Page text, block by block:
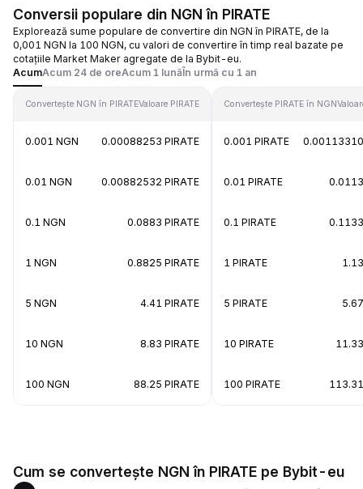
Conversii populare din NGN în PIRATE
Explorează sume populare de convertire din NGN în PIRATE, de la
0,001 NGN la 100 NGN, cu valori de convertire în timp real bazate pe
cotațiile Market Maker agregate de la Bybit-eu.
AcumAcum 24 de oreAcum 1 lunăÎn urmă cu 1 an
Convertește NGN în PIRATEValoare PIRATE
0.001 NGN 0.00088253 PIRATE
0.01 NGN 0.00882532 PIRATE
0.1 NGN 0.0883 PIRATE
1 NGN 0.8825 PIRATE
5 NGN 4.41 PIRATE
10 NGN 8.83 PIRATE
100 NGN 88.25 PIRATE
Convertește PIRATE în NGN
0.001 PIRATE
0.01 PIRATE
0.1 PIRATE
1 PIRATE
5 PIRATE
10 PIRATE
100 PIRATE
Cum se convertește NGN în PIRATE pe Bybit-eu